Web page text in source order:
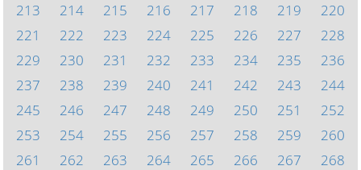
213
214 215 216 217 218 219
220
221
222 223 224 225 226 227
228
229
230 231 232 233 234 235
236
237
238 239 240 241 242 243
244
245
246 247 248 249 250 251
252
253
254 255 256 257 258 259
260
261
262 263 264 265 266 267
268